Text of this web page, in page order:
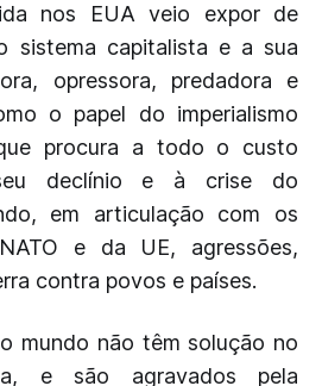
nos EUA veio expor de
sistema capitalista e a sua
opressora, predadora e
o papel do imperialismo
procura a todo o custo
declínio e à crise do
em articulação com os
e da UE, agressões,
contra povos e países.
mundo não têm solução no
e são agravados pela